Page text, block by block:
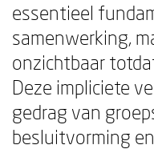
essentieel
samenwerking,
onzichtbaar
Deze impliciete
gedrag van
besluitvorming